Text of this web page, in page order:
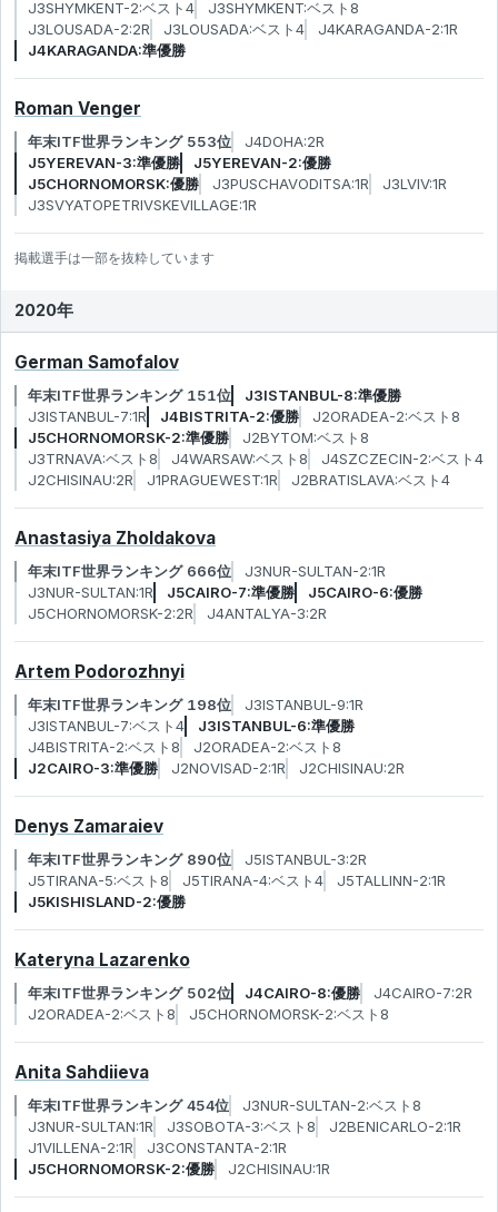
J3SHYMKENT-2:ベスト4
J3SHYMKENT:ベスト8
J3LOUSADA-2:2R
J3LOUSADA:ベスト4
J4KARAGANDA-2:1R
J4KARAGANDA:準優勝
Roman Venger
年末ITF世界ランキング 553位
J4DOHA:2R
J5YEREVAN-3:準優勝
J5YEREVAN-2:優勝
J5CHORNOMORSK:優勝
J3PUSCHAVODITSA:1R
J3LVIV:1R
J3SVYATOPETRIVSKEVILLAGE:1R
掲載選手は一部を抜粋しています
2020年
German Samofalov
年末ITF世界ランキング 151位
J3ISTANBUL-8:準優勝
J3ISTANBUL-7:1R
J4BISTRITA-2:優勝
J2ORADEA-2:ベスト8
J5CHORNOMORSK-2:準優勝
J2BYTOM:ベスト8
J3TRNAVA:ベスト8
J4WARSAW:ベスト8
J4SZCZECIN-2:ベスト4
J2CHISINAU:2R
J1PRAGUEWEST:1R J2BRATISLAVA:ベスト4
Anastasiya Zholdakova
年末ITF世界ランキング 666位
J3NUR-SULTAN-2:1R
J3NUR-SULTAN:1R
J5CAIRO-7:準優勝
J5CAIRO-6:優勝
J5CHORNOMORSK-2:2R
J4ANTALYA-3:2R
Artem Podorozhnyi
年末ITF世界ランキング 198位
J3ISTANBUL-9:1R
J3ISTANBUL-7:ベスト4
J3ISTANBUL-6:準優勝
J4BISTRITA-2:ベスト8
J2ORADEA-2:ベスト8
J2CAIRO-3:準優勝
J2NOVISAD-2:1R J2CHISINAU:2R
Denys Zamaraiev
年末ITF世界ランキング 890位
J5ISTANBUL-3:2R
J5TIRANA-5:ベスト8
J5TIRANA-4:ベスト4
J5TALLINN-2:1R
J5KISHISLAND-2:優勝
Kateryna Lazarenko
年末ITF世界ランキング 502位 J4CAIRO-8:優勝
J4CAIRO-7:2R
J2ORADEA-2:ベスト8
J5CHORNOMORSK-2:ベスト8
Anita Sahdiieva
年末ITF世界ランキング 454位
J3NUR-SULTAN-2:ベスト8
J3NUR-SULTAN:1R
J3SOBOTA-3:ベスト8
J2BENICARLO-2:1R
J1VILLENA-2:1R
J3CONSTANTA-2:1R
J5CHORNOMORSK-2:優勝
J2CHISINAU:1R